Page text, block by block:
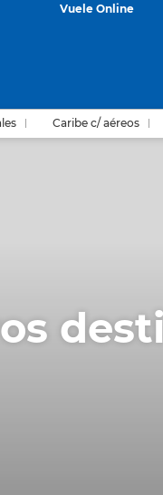
Vuele Online
Caribe c/ aéreos